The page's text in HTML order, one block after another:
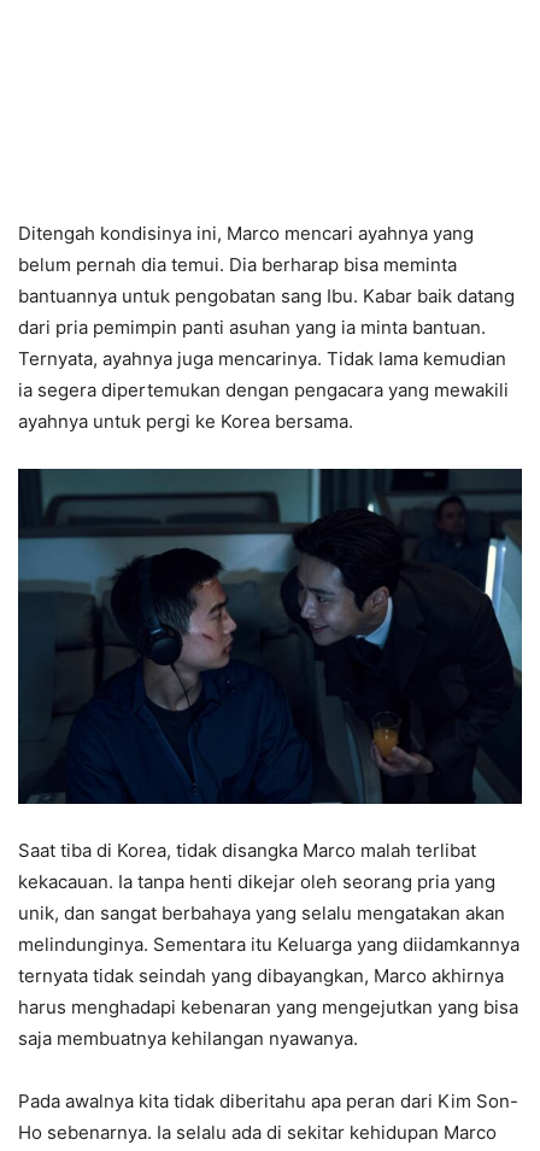
Ditengah kondisinya ini, Marco mencari ayahnya yang
belum pernah dia temui. Dia berharap bisa meminta
bantuannya untuk pengobatan sang Ibu. Kabar baik datang
dari pria pemimpin panti asuhan yang ia minta bantuan.
Ternyata, ayahnya juga mencarinya. Tidak lama kemudian
ia segera dipertemukan dengan pengacara yang mewakili
ayahnya untuk pergi ke Korea bersama.
Saat tiba di Korea, tidak disangka Marco malah terlibat
kekacauan. Ia tanpa henti dikejar oleh seorang pria yang
unik, dan sangat berbahaya yang selalu mengatakan akan
melindunginya. Sementara itu Keluarga yang diidamkannya
ternyata tidak seindah yang dibayangkan, Marco akhirnya
harus menghadapi kebenaran yang mengejutkan yang bisa
saja membuatnya kehilangan nyawanya.
Pada awalnya kita tidak diberitahu apa peran dari Kim Son-
Ho sebenarnya. Ia selalu ada di sekitar kehidupan Marco